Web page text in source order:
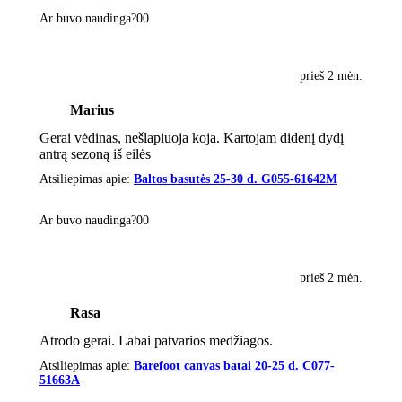
Ar buvo naudinga?00
prieš 2 mėn.
Marius
Gerai vėdinas, nešlapiuoja koja. Kartojam didenį dydį
antrą sezoną iš eilės
Atsiliepimas apie: Baltos basutės 25-30 d. G055-61642M
Ar buvo naudinga?00
prieš 2 mėn.
Rasa
Atrodo gerai. Labai patvarios medžiagos.
Atsiliepimas apie: Barefoot canvas batai 20-25 d. C077-
51663A